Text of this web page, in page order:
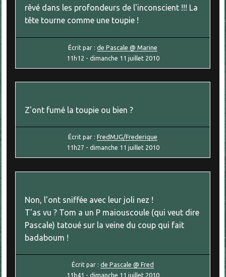
rêvé dans les profondeurs de l'inconscient !!! La
tête tourne comme une toupie !
Écrit par :de Pascale @ Marine
11h12 - dimanche 11 juillet 2010
Z'ont fumé la toupie ou bien ?
Écrit par :FredMJG/Frederique
11h27 - dimanche 11 juillet 2010
Non, l'ont sniffée avec leur joli nez !
T'as vu ? Tom a un P maiouscoule (qui veut dire
Pascale) tatoué sur la veine du coup qui fait
badaboum !
Écrit par :de Pascale @ Fred
11h41 - dimanche 11 juillet 2010